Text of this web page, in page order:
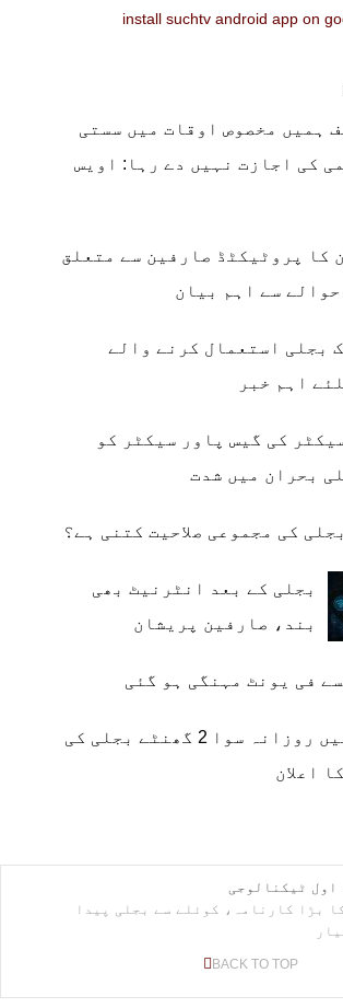
ہمیں مخصوص اوقات میں سستی
کی اجازت نہیں دے رہا: اویس
کا پروٹیکٹڈ صارفین سے متعلق
سے اہم بیان
تک بجلی استعمال کرنے والے
اہم خبر
کی گیس پاور سیکٹر کو
بحران میں شدت
کی مجموعی صلاحیت کتنی ہے؟
بجلی کے بعد انٹرنیٹ بھی
بند، صارفین پریشان
پیک آورز میں روزانہ سوا 2 گھنٹے بجلی کی
اعلان
اول ٹیکنالوجی
بڑا کارنامہ، کوئلے سے بجلی پیدا
BACK TO TOP